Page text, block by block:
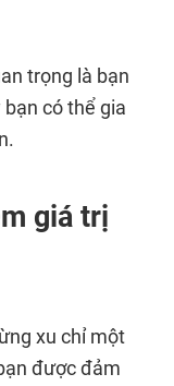
trọng là bạn
có thể gia
giá trị
xu chỉ một
được đảm